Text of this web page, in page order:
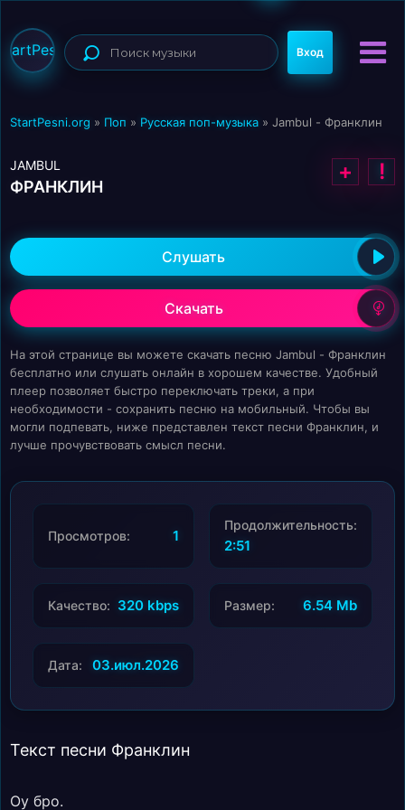
Вход
StartPesni.org » Поп » Русская поп-музыка » Jambul - Франклин
JAMBUL
ФРАНКЛИН
+ !
Слушать
Скачать
На этой странице вы можете скачать песню Jambul - Франклин
бесплатно или слушать онлайн в хорошем качестве. Удобный
плеер позволяет быстро переключать треки, а при
необходимости - сохранить песню на мобильный. Чтобы вы
могли подпевать, ниже представлен текст песни Франклин, и
лучше прочувствовать смысл песни.
Просмотров: 1
Продолжительность:
2:51
Качество: 320 kbps Размер: 6.54 Mb
Дата: 03.июл.2026
Текст песни Франклин
Оу бро.